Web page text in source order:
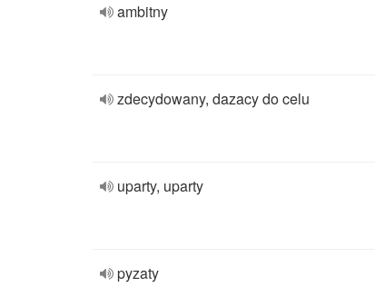
ambitny
zdecydowany, dazacy do celu
uparty, uparty
pyzaty